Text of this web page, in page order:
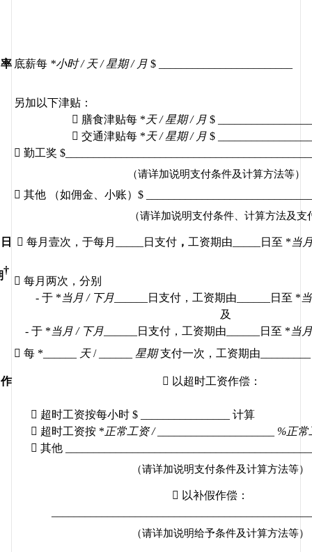
底薪每 *小时 / 天 / 星期 / 月 $ ________________________
另加以下津贴：
 膳食津贴每 * 天 / 星期 / 月 $
 交通津贴每 * 天 / 星期 / 月 $
 勤工奖
（请详加说明支付条件及计算方法等）
 其他 （如佣金、小账）$
（请详加说明支付条件、计算方法及支
 每月壹次，于每月 日支付 ， 工资期由 日至 * 当
†
 每月两次，分别
- 于 * 当月 / 下月______ 日支付，工资期由 日至 *
及
- 于 * 当月 / 下月 日支付，工资期由 日至 * 当
 每 *______ 天 / ______ 星期 支付一次，工资期由
 以超时工资作偿：
 超时工资按每小时 $ ________________ 计算
 超时工资按 * 正常工资 / _____________________ %正常
 其他
（请详加说明支付条件及计算方法等）
 以补假作偿：
（请详加说明给予条件及计算方法等）